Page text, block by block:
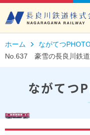
ホーム
ながてつ
No.637 豪雪の長良川鉄道
ながてつ